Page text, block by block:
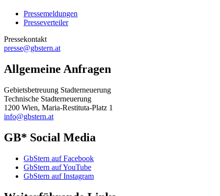
Pressemeldungen
Presseverteiler
Pressekontakt
presse@gbstern.at
Allgemeine Anfragen
Gebietsbetreuung Stadterneuerung
Technische Stadterneuerung
1200 Wien, Maria-Restituta-Platz 1
info@gbstern.at
GB* Social Media
GbStern auf Facebook
GbStern auf YouTube
GbStern auf Instagram